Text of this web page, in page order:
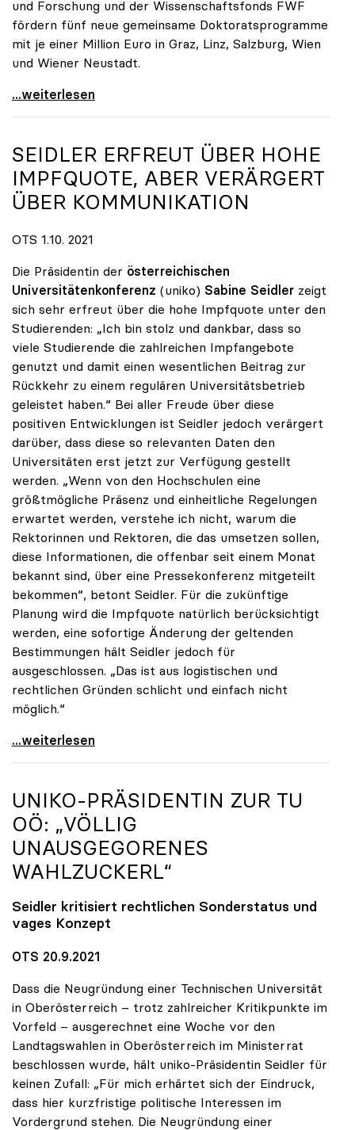
und Forschung und der Wissenschaftsfonds FWF
fördern fünf neue gemeinsame Doktoratsprogramme
mit je einer Million Euro in Graz, Linz, Salzburg, Wien
und Wiener Neustadt.
FHs und Unis bilden gemeinsam Doktorandinnen und
...weiterlesen
SEIDLER ERFREUT ÜBER HOHE
IMPFQUOTE, ABER VERÄRGERT
ÜBER KOMMUNIKATION
OTS 1.10. 2021
Die Präsidentin der österreichischen
Universitätenkonferenz (uniko) Sabine Seidler zeigt
sich sehr erfreut über die hohe Impfquote unter den
Studierenden: „Ich bin stolz und dankbar, dass so
viele Studierende die zahlreichen Impfangebote
genutzt und damit einen wesentlichen Beitrag zur
Rückkehr zu einem regulären Universitätsbetrieb
geleistet haben.“ Bei aller Freude über diese
positiven Entwicklungen ist Seidler jedoch verärgert
darüber, dass diese so relevanten Daten den
Universitäten erst jetzt zur Verfügung gestellt
werden. „Wenn von den Hochschulen eine
größtmögliche Präsenz und einheitliche Regelungen
erwartet werden, verstehe ich nicht, warum die
Rektorinnen und Rektoren, die das umsetzen sollen,
diese Informationen, die offenbar seit einem Monat
bekannt sind, über eine Pressekonferenz mitgeteilt
bekommen“, betont Seidler. Für die zukünftige
Planung wird die Impfquote natürlich berücksichtigt
werden, eine sofortige Änderung der geltenden
Bestimmungen hält Seidler jedoch für
ausgeschlossen. „Das ist aus logistischen und
rechtlichen Gründen schlicht und einfach nicht
möglich.“
Seidler erfreut über hohe Impfquote, aber
...weiterlesen
UNIKO-PRÄSIDENTIN ZUR TU
OÖ: „VÖLLIG
UNAUSGEGORENES
WAHLZUCKERL“
Seidler kritisiert rechtlichen Sonderstatus und
vages Konzept
OTS 20.9.2021
Dass die Neugründung einer Technischen Universität
in Oberösterreich – trotz zahlreicher Kritikpunkte im
Vorfeld – ausgerechnet eine Woche vor den
Landtagswahlen in Oberösterreich im Ministerrat
beschlossen wurde, hält uniko-Präsidentin Seidler für
keinen Zufall: „Für mich erhärtet sich der Eindruck,
dass hier kurzfristige politische Interessen im
Vordergrund stehen. Die Neugründung einer